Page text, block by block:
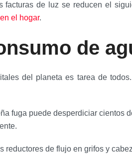
facturas de luz se reducen el
el hogar.
de
del planeta es tarea de
fuga puede desperdiciar cientos
reductores de flujo en grifos y